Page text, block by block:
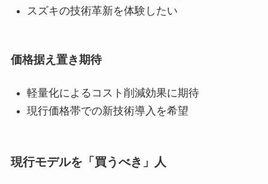
スズキの技術革新を体験したい
価格据え置き期待
軽量化によるコスト削減効果に期待
現行価格帯での新技術導入を希望
現行モデルを「買うべき」人